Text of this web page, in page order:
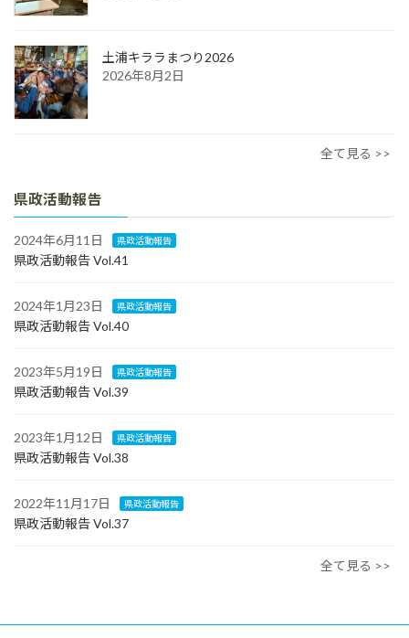
土浦キララまつり2026
2026年8月2日
全て見る >>
県政活動報告
2024年6月11日 県政活動報告
県政活動報告 Vol.41
2024年1月23日 県政活動報告
県政活動報告 Vol.40
2023年5月19日 県政活動報告
県政活動報告 Vol.39
2023年1月12日 県政活動報告
県政活動報告 Vol.38
2022年11月17日 県政活動報告
県政活動報告 Vol.37
全て見る >>